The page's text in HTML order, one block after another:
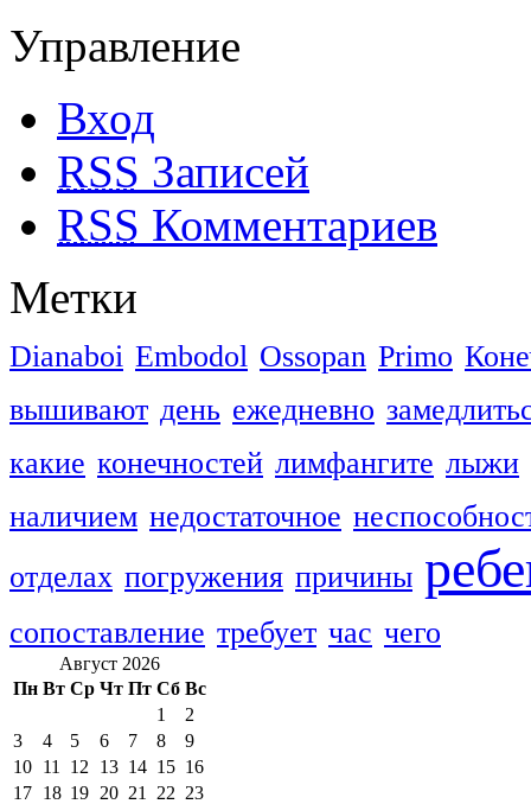
Управление
Вход
RSS Записей
RSS Комментариев
Метки
Dianaboi Embodol Ossopan Primo
вышивают день ежедневно
какие конечностей лимфангите лыжи
наличием недостаточное
отделах погружения причины
сопоставление требует час чего
Август 2026
Пн Вт Ср Чт Пт Сб Вс
1
2
3
4 5 6 7 8
9
10 11 12 13 14 15 16
17 18 19 20 21 22 23